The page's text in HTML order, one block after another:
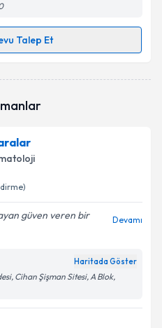
Talep Et
randevu almanız
kabul ediyorum.
Gönder
güven veren bir
Devamı
Haritada Göster
Cihan Şişman Sitesi, A Blok,